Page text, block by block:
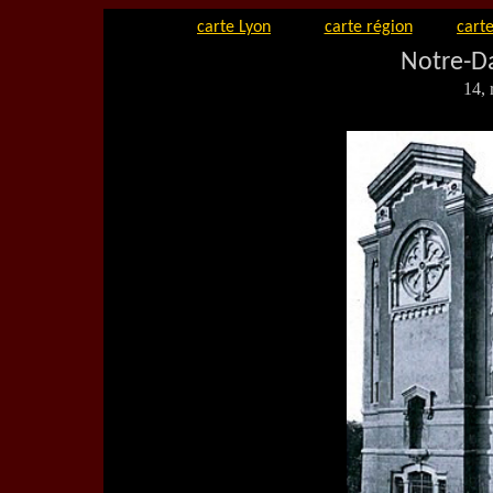
carte Lyon carte région
Notre-
14,